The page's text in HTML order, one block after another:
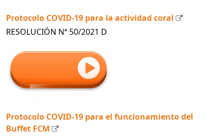
Protocolo COVID-19 para la actividad coral
RESOLUCIÓN Nª 50/2021 D
Protocolo COVID-19 para el funcionamiento del
Buffet FCM